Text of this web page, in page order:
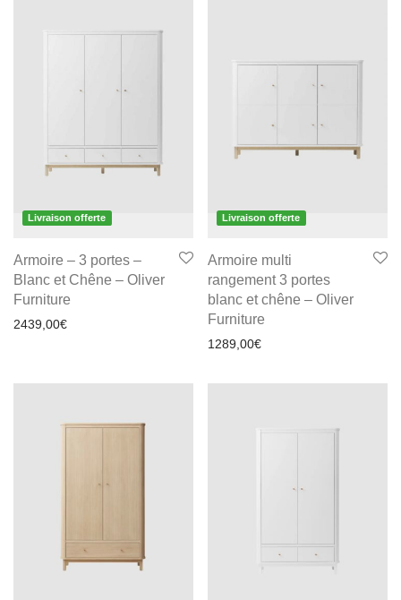
Livraison offerte
Armoire – 3 portes –
Blanc et Chêne – Oliver
Furniture
2439,00€
Livraison offerte
Armoire multi
rangement 3 portes
blanc et chêne – Oliver
Furniture
1289,00€